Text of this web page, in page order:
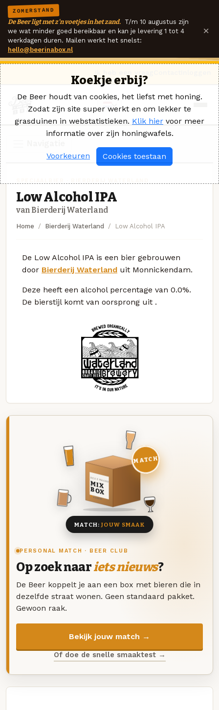
ZOMERSTAND
De Beer ligt met z'n voetjes in het zand. T/m 10 augustus zijn
we wat minder goed bereikbaar en kan je levering 1 tot 4
werkdagen duren. Mailen werkt het snelst:
hello@beerinabox.nl
×
Low Alcohol IPA
van Bierderij Waterland
Home Bierderij Waterland Low Alcohol IPA
De Low Alcohol IPA is een bier gebrouwen
door Bierderij Waterland uit Monnickendam.
Deze heeft een alcohol percentage van 0.0%.
De bierstijl komt van oorsprong uit .
PERSONAL MATCH · BEER CLUB
Op zoek naariets nieuws?
De Beer koppelt je aan een box met bieren die in
dezelfde straat wonen. Geen standaard pakket.
Gewoon raak.
Bekijk jouw match →
Of doe de snelle smaaktest →
DEZE MAAND
MIX
BOX
8 BIEREN
MATCH
MATCH:JOUW SMAAK
Koekje erbij?
De Beer houdt van cookies, het liefst met honing.
Zodat zijn site super werkt en om lekker te
grasduinen in webstatistieken. Klik hier voor meer
informatie over zijn honingwafels.
Voorkeuren Cookies toestaan